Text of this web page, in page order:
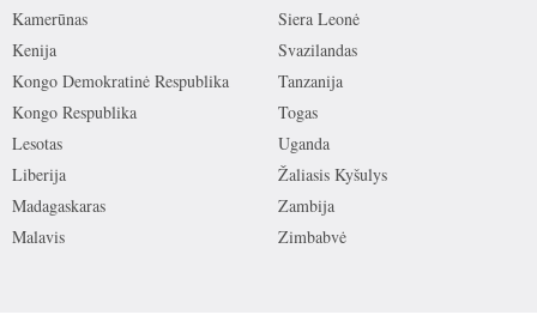
Kamerūnas
Kenija
Kongo Demokratinė Respublika
Kongo Respublika
Lesotas
Liberija
Madagaskaras
Malavis
Siera Leonė
Svazilandas
Tanzanija
Togas
Uganda
Žaliasis Kyšulys
Zambija
Zimbabvė